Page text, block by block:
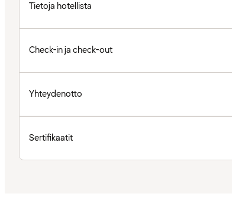
Tietoja hotellista
Check-in ja check-out
Yhteydenotto
Sertifikaatit